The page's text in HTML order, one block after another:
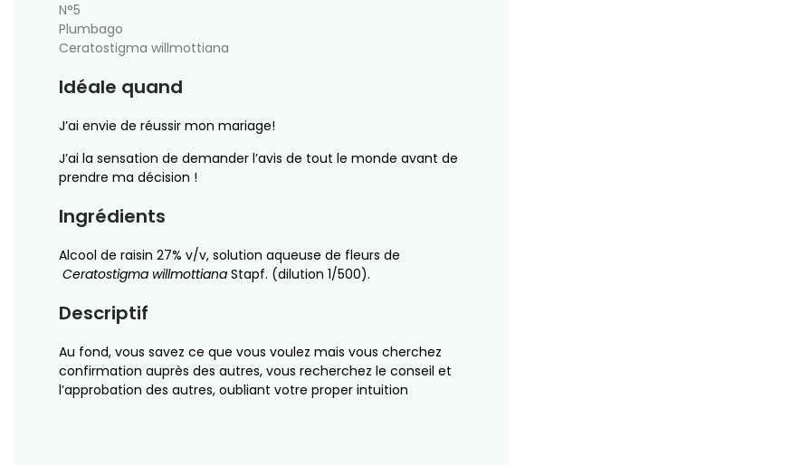
N°5
Plumbago
Ceratostigma willmottiana
Idéale quand
J’ai envie de réussir mon mariage!
J’ai la sensation de demander l’avis de tout le monde avant de
prendre ma décision !
Ingrédients
Alcool de raisin 27% v/v, solution aqueuse de fleurs de
Ceratostigma willmottiana Stapf. (dilution 1/500).
Descriptif
Au fond, vous savez ce que vous voulez mais vous cherchez
confirmation auprès des autres, vous recherchez le conseil et
l’approbation des autres, oubliant votre proper intuition